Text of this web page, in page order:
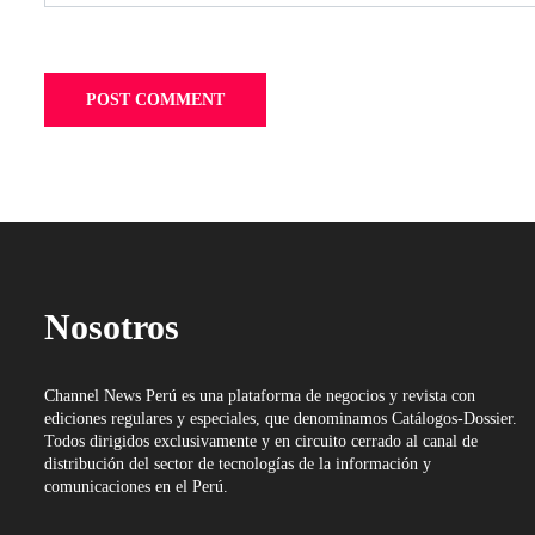
Nosotros
Channel News Perú es una plataforma de negocios y revista con
ediciones regulares y especiales, que denominamos Catálogos-Dossier.
Todos dirigidos exclusivamente y en circuito cerrado al canal de
distribución del sector de tecnologías de la información y
comunicaciones en el Perú.